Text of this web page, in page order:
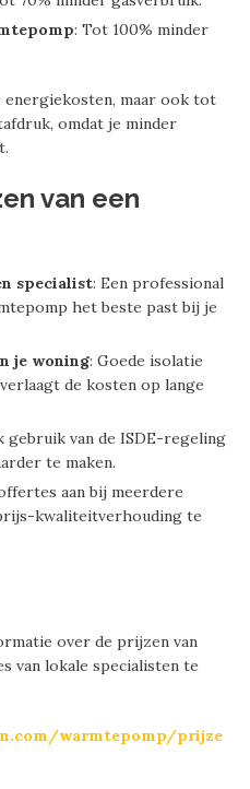
: Tot 100% minder
maar ook tot
omdat je minder
van een
specialist: Een professional
het beste past bij je
je woning: Goede isolatie
de kosten op lange
gebruik van de ISDE-regeling
te maken.
aan bij meerdere
kwaliteitverhouding te
over de prijzen van
van lokale specialisten te
warmtepomp/prijze